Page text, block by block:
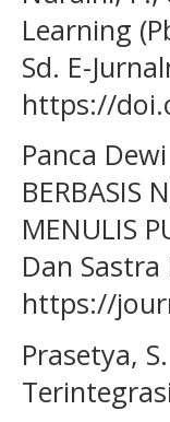
Learning
Sd. E-
https://
Panca
BERBASIS
MENULIS
Dan
https://
Prasetya,